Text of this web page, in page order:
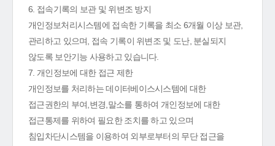
6. 접속기록의 보관 및 위변조 방지
개인정보처리시스템에 접속한 기록을 최소 6개월 이상 보관,
관리하고 있으며, 접속 기록이 위변조 및 도난, 분실되지
않도록 보안기능 사용하고 있습니다.
7. 개인정보에 대한 접근 제한
개인정보를 처리하는 데이터베이스시스템에 대한
접근권한의 부여,변경,말소를 통하여 개인정보에 대한
접근통제를 위하여 필요한 조치를 하고 있으며
침입차단시스템을 이용하여 외부로부터의 무단 접근을